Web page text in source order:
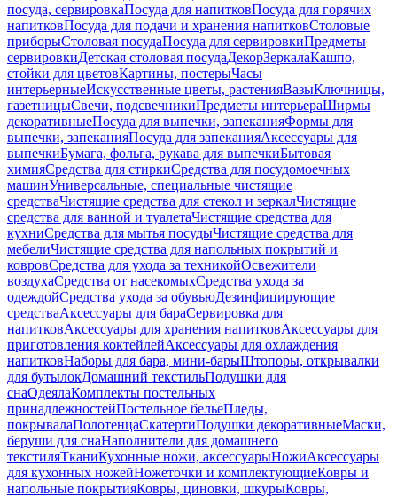
посуда, сервировкаПосуда для напитковПосуда для горячих
напитковПосуда для подачи и хранения напитковСтоловые
приборыСтоловая посудаПосуда для сервировкиПредметы
сервировкиДетская столовая посудаДекорЗеркалаКашпо,
стойки для цветовКартины, постерыЧасы
интерьерныеИскусственные цветы, растенияВазыКлючницы,
газетницыСвечи, подсвечникиПредметы интерьераШирмы
декоративныеПосуда для выпечки, запеканияФормы для
выпечки, запеканияПосуда для запеканияАксессуары для
выпечкиБумага, фольга, рукава для выпечкиБытовая
химияСредства для стиркиСредства для посудомоечных
машинУниверсальные, специальные чистящие
средстваЧистящие средства для стекол и зеркалЧистящие
средства для ванной и туалетаЧистящие средства для
кухниСредства для мытья посудыЧистящие средства для
мебелиЧистящие средства для напольных покрытий и
ковровСредства для ухода за техникойОсвежители
воздухаСредства от насекомыхСредства ухода за
одеждойСредства ухода за обувьюДезинфицирующие
средстваАксессуары для бараСервировка для
напитковАксессуары для хранения напитковАксессуары для
приготовления коктейлейАксессуары для охлаждения
напитковНаборы для бара, мини-барыШтопоры, открывалки
для бутылокДомашний текстильПодушки для
снаОдеялаКомплекты постельных
принадлежностейПостельное бельеПледы,
покрывалаПолотенцаСкатертиПодушки декоративныеМаски,
беруши для снаНаполнители для домашнего
текстиляТканиКухонные ножи, аксессуарыНожиАксессуары
для кухонных ножейНожеточки и комплектующиеКовры и
напольные покрытияКовры, циновки, шкурыКовры,